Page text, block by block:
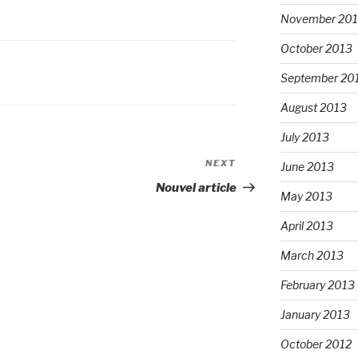
Post
NEXT
Nouvel article
November
October 2013
September
August 2013
July 2013
June 2013
May 2013
April 2013
March 2013
February 2013
January 2013
October 2012